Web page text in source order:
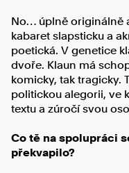
No… úplně originálně
kabaret slapsticku a
poetická. V genetice
dvoře. Klaun má
komicky, tak tragicky.
politickou alegorii, ve
textu a zúročí svou
Co tě na spolupráci
překvapilo?